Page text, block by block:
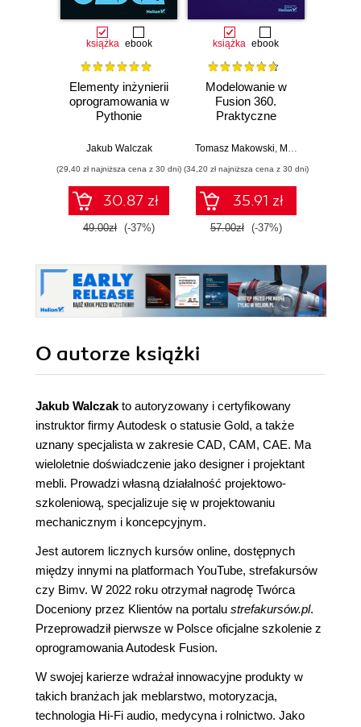
książka ebook
Elementy inżynierii
oprogramowania w
Pythonie
Jakub Walczak
(29,40 zł najniższa cena z 30 dni)
30.87 zł
49.00zł (-37%)
książka ebook
Modelowanie w
Fusion 360.
Praktyczne
Tomasz Makowski Marcelina Jałowiec
(34,20 zł najniższa cena z 30 dni)
35.91 zł
57.00zł (-37%)
O autorze książki
Jakub Walczakto autoryzowany i certyfikowany
instruktor firmy Autodesk o statusie Gold, a także
uznany specjalista w zakresie CAD, CAM, CAE. Ma
wieloletnie doświadczenie jako designer i projektant
mebli. Prowadzi własną działalność projektowo-
szkoleniową, specjalizuje się w projektowaniu
mechanicznym i koncepcyjnym.
Jest autorem licznych kursów online, dostępnych
między innymi na platformach YouTube, strefakursów
czy Bimv. W 2022 roku otrzymał nagrodę Twórca
Doceniony przez Klientów na portalu strefakursów.pl.
Przeprowadził pierwsze w Polsce oficjalne szkolenie z
oprogramowania Autodesk Fusion.
W swojej karierze wdrażał innowacyjne produkty w
takich branżach jak meblarstwo, motoryzacja,
technologia Hi-Fi audio, medycyna i rolnictwo. Jako